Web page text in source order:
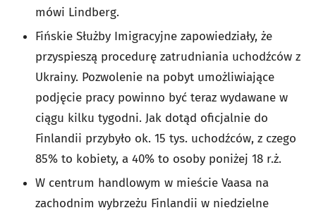
mówi Lindberg.
Fińskie Służby Imigracyjne zapowiedziały, że
przyspieszą procedurę zatrudniania uchodźców z
Ukrainy. Pozwolenie na pobyt umożliwiające
podjęcie pracy powinno być teraz wydawane w
ciągu kilku tygodni. Jak dotąd oficjalnie do
Finlandii przybyło ok. 15 tys. uchodźców, z czego
85% to kobiety, a 40% to osoby poniżej 18 r.ż.
W centrum handlowym w mieście Vaasa na
zachodnim wybrzeżu Finlandii w niedzielne